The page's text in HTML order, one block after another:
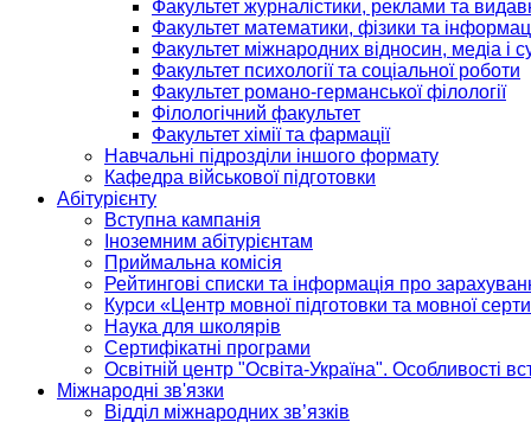
Факультет журналістики, реклами та
Факультет математики, фізики та
Факультет міжнародних відносин, медіа і
Факультет психології та соціальної роботи
Факультет романо-германської філології
Філологічний факультет
Факультет хімії та фармації
Навчальні підрозділи іншого формату
Кафедра військової підготовки
Абітурієнту
Вступна кампанія
Іноземним абітурієнтам
Приймальна комісія
Рейтингові списки та інформація про
Курси «Центр мовної підготовки та мовної
Наука для школярів
Сертифікатні програми
Освітній центр "Освіта-Україна". Особливості
Міжнародні зв'язки
Відділ міжнародних зв’язків